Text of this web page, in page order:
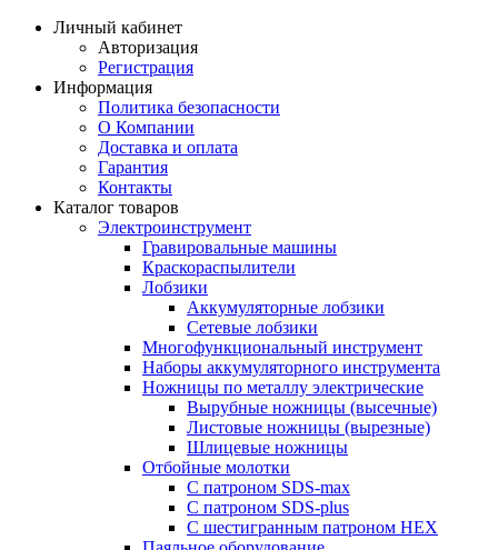
Личный кабинет
Авторизация
Регистрация
Информация
Политика безопасности
О Компании
Доставка и оплата
Гарантия
Контакты
Каталог товаров
Электроинструмент
Гравировальные машины
Краскораспылители
Лобзики
Аккумуляторные лобзики
Сетевые лобзики
Многофункциональный инструмент
Наборы аккумуляторного инструмента
Ножницы по металлу электрические
Вырубные ножницы (высечные)
Листовые ножницы (вырезные)
Шлицевые ножницы
Отбойные молотки
С патроном SDS-max
С патроном SDS-plus
С шестигранным патроном HEX